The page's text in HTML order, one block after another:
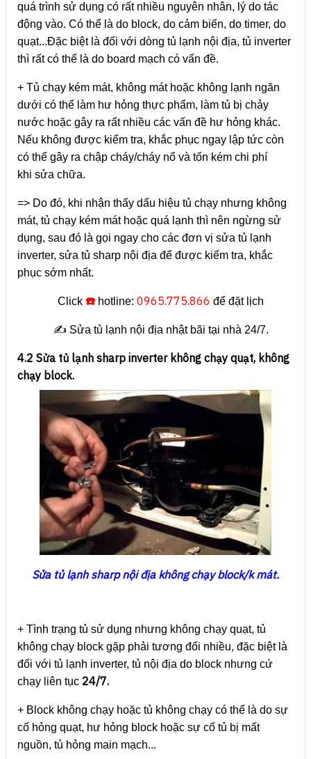
quá trình sử dụng có rất nhiều nguyên nhân, lý do tác
động vào. Có thể là do block, do cảm biến, do timer, do
quạt...Đặc biệt là đối với dòng tủ lạnh nội địa, tủ inverter
thì rất có thể là do board mạch có vấn đề.
+ Tủ chạy kém mát, không mát hoặc không lạnh ngăn
dưới có thể làm hư hỏng thực phẩm, làm tủ bị chảy
nước hoặc gây ra rất nhiều các vấn đề hư hỏng khác.
Nếu không được kiểm tra, khắc phục ngay lập tức còn
có thể gây ra chập cháy/cháy nổ và tốn kém chi phí
khi sửa chữa.
=> Do đó, khi nhận thấy dấu hiệu tủ chạy nhưng không
mát, tủ chạy kém mát hoặc quá lạnh thì nên ngừng sử
dụng, sau đó là gọi ngay cho các đơn vị sửa tủ lạnh
inverter, sửa tủ sharp nội địa để được kiểm tra, khắc
phục sớm nhất.
Click ☎️ hotline: 0965.775.866 để đặt lịch
✍️ Sửa tủ lạnh nội địa nhật bãi tại nhà 24/7.
4.2 Sửa tủ lạnh sharp inverter không chạy quạt, không
chạy block.
Sửa tủ lạnh sharp nội địa không chạy block/k mát.
+ Tình trạng tủ sử dụng nhưng không chạy quạt, tủ
không chạy block gặp phải tương đối nhiều, đặc biệt là
đối với tủ lạnh inverter, tủ nội địa do block nhưng cứ
chạy liên tục 24/7.
+ Block không chạy hoặc tủ không chạy có thể là do sự
cố hỏng quạt, hư hỏng block hoặc sự cố tủ bị mất
nguồn, tủ hỏng main mạch...